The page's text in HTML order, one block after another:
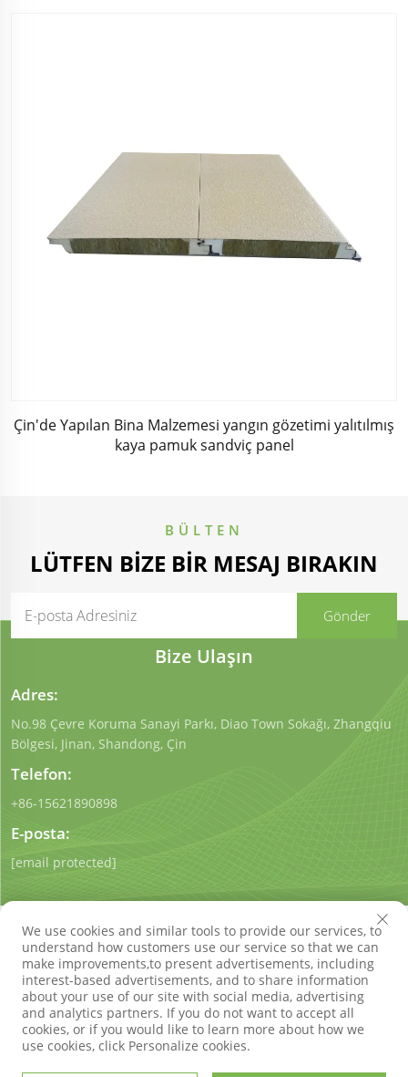
Çin'de Yapılan Bina Malzemesi yangın gözetimi yalıtılmış
kaya pamuk sandviç panel
BÜLTEN
LÜTFEN BIZE BIR MESAJ BIRAKIN
Bize Ulaşın
Adres:
No.98 Çevre Koruma Sanayi Parkı, Diao Town Sokağı, Zhangqiu
Bölgesi, Jinan, Shandong, Çin
Telefon:
+86-15621890898
E-posta:
[email protected]
Telif Hakkı © Shandong Qigong Çevre Koruma Teknolojisi
Co., Ltd. Tüm Hakları SaklıdırGizlilik politikası Blog
We use cookies and similar tools to provide our services, to
understand how customers use our service so that we can
make improvements,to present advertisements, including
interest-based advertisements, and to share information
about your use of our site with social media, advertising
and analytics partners. If you do not want to accept all
cookies, or if you would like to learn more about how we
use cookies, click Personalize cookies.